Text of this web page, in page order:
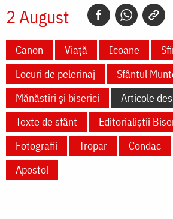
2 August
Canon Viață Icoane
Locuri de pelerinaj
Sfântul
Mănăstiri și biserici
Articole
Texte de sfânt
Editorialiștii
Fotografii
Tropar Condac
Apostol